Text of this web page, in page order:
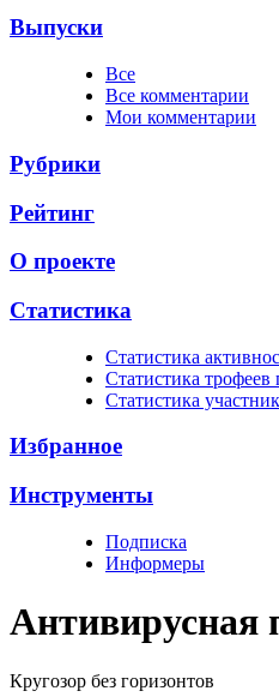
Выпуски
Все
Все комментарии
Мои комментарии
Рубрики
Рейтинг
О проекте
Статистика
Cтатистика
Cтатистика трофеев
Cтатистика
Избранное
Инструменты
Подписка
Информеры
Антивирусная
Кругозор без горизонтов